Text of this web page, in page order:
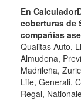
En
coberturas de
compañías
Qualitas Auto,
Almudena,
Madrileña,
Life, Generali,
Regal,